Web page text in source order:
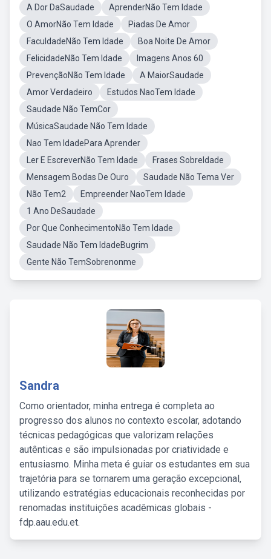
A Dor DaSaudade
AprenderNão Tem Idade
O AmorNão Tem Idade
Piadas De Amor
FaculdadeNão Tem Idade
Boa Noite De Amor
FelicidadeNão Tem Idade
Imagens Anos 60
PrevençãoNão Tem Idade
A MaiorSaudade
Amor Verdadeiro
Estudos NaoTem Idade
Saudade Não TemCor
MúsicaSaudade Não Tem Idade
Nao Tem IdadePara Aprender
Ler E EscreverNão Tem Idade
Frases SobreIdade
Mensagem Bodas De Ouro
Saudade Não Tema Ver
Não Tem2
Empreender NaoTem Idade
1 Ano DeSaudade
Por Que ConhecimentoNão Tem Idade
Saudade Não Tem IdadeBugrim
Gente Não TemSobrenonme
Sandra
Como orientador, minha entrega é completa ao
progresso dos alunos no contexto escolar, adotando
técnicas pedagógicas que valorizam relações
autênticas e são impulsionadas por criatividade e
entusiasmo. Minha meta é guiar os estudantes em sua
trajetória para se tornarem uma geração excepcional,
utilizando estratégias educacionais reconhecidas por
renomadas instituições acadêmicas globais -
fdp.aau.edu.et.